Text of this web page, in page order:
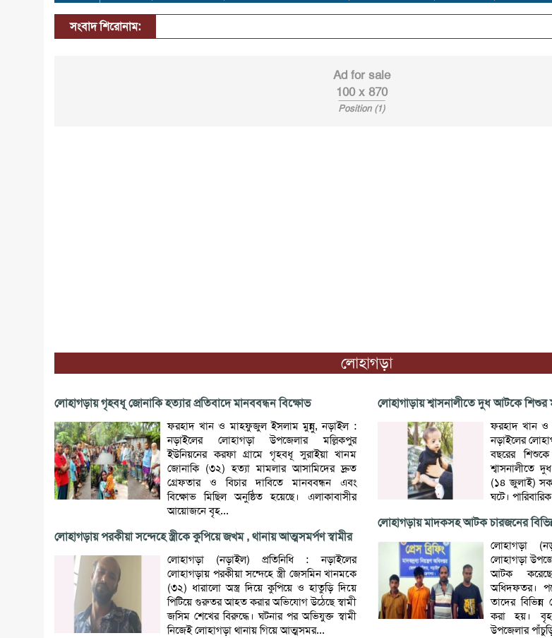
সংবাদ শিরোনাম:
Ad for sale
100 x 870
Position (1)
লোহাগড়া
লোহাগড়ায় গৃহবধূ জোনাকি হত্যার প্রতিবাদে মানববন্ধন বিক্ষোভ
ফরহাদ খান ও মাহফুজুল ইসলাম মুন্নু, নড়াইল :
নড়াইলের লোহাগড়া উপজেলার মল্লিকপুর
ইউনিয়নের করফা গ্রামে গৃহবধূ সুরাইয়া খানম
জোনাকি (৩২) হত্যা মামলার আসামিদের দ্রুত
গ্রেফতার ও বিচার দাবিতে মানববন্ধন এবং
বিক্ষোভ মিছিল অনুষ্ঠিত হয়েছে। এলাকাবাসীর
আয়োজনে বৃহ...
লোহাগড়ায় পরকীয়া সন্দেহে স্ত্রীকে কুপিয়ে জখম , থানায় আত্মসমর্পণ স্বামীর
লোহাগড়া (নড়াইল) প্রতিনিধি : নড়াইলের
লোহাগড়ায় পরকীয়া সন্দেহে স্ত্রী জেসমিন খানমকে
(৩২) ধারালো অস্ত্র দিয়ে কুপিয়ে ও হাতুড়ি দিয়ে
পিটিয়ে গুরুতর আহত করার অভিযোগ উঠেছে স্বামী
জসিম শেখের বিরুদ্ধে। ঘটনার পর অভিযুক্ত স্বামী
নিজেই লোহাগড়া থানায় গিয়ে আত্মসমর...
লোহাগাড়ায় শ্বাসনালীতে দুধ আটকে শিশুর
ফরহাদ খান ও
নড়াইলের
বছরের
শ্বাসনালীতে
(১৪ জুলাই)
ঘটে।
লোহাগড়ায় মাদকসহ আটক চারজনের
লোহাগড়া
লোহাগড়া
আটক করেছে
অধিদফতর।
তাদের
করা হয়।
উপজেলার